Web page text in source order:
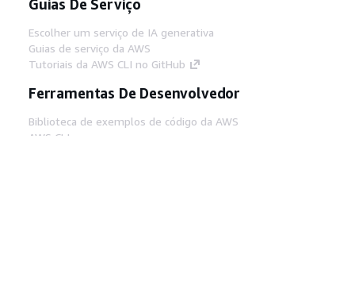
Guias De Serviço
Escolher um serviço de IA generativa
Guias de serviço da AWS
Tutoriais da AWS CLI no GitHub
Ferramentas De Desenvolvedor
Biblioteca de exemplos de código da AWS
AWS CLI